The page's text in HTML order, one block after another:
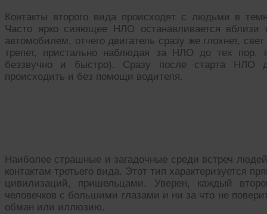
Контакты второго вида происходят с людьми в
Часто ярко сияющее НЛО останавливается вблизи
автомобилем, отчего двигатель сразу же глохнет,
трепет, пристально наблюдая за НЛО до тех пор,
беззвучно и быстро). Сразу после старта НЛО
происходить и без помощи водителя.
Наиболее страшные и загадочные среди встреч
контактам третьего вида. Этот тип характеризуется
цивилизаций, пришельцами. Уверен, каждый
человечков с большими глазами и ни за что не
обман или иллюзию.